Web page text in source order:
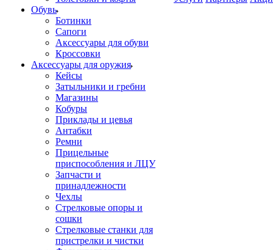
Обувь
Ботинки
Сапоги
Аксессуары для обуви
Кроссовки
Аксессуары для оружия
Кейсы
Затыльники и гребни
Магазины
Кобуры
Приклады и цевья
Антабки
Ремни
Прицельные
приспособления и ЛЦУ
Запчасти и
принадлежности
Чехлы
Стрелковые опоры и
сошки
Стрелковые станки для
пристрелки и чистки